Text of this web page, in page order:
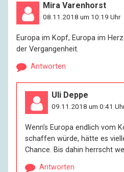
Mira Varenhorst
08.11.2018 um 10:19 Uhr
Europa im Kopf, Europa im
der Vergangenheit.
Antworten
Uli Deppe
09.11.2018 um 0:41
Wenn’s Europa endlich vom
schaffen würde, hätte es
Chance. Bis dahin herrscht
Antworten